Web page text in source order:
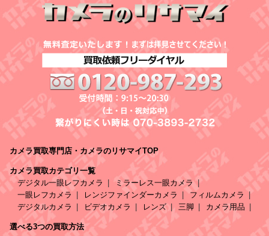
カメラ買取専門店・カメラのリサマイTOP
カメラ買取カテゴリ一覧
デジタル一眼レフカメラ
ミラーレス一眼カメラ
一眼レフカメラ
レンジファインダーカメラ
フィルムカメラ
デジタルカメラ
ビデオカメラ レンズ 三脚 カメラ用品
選べる3つの買取方法